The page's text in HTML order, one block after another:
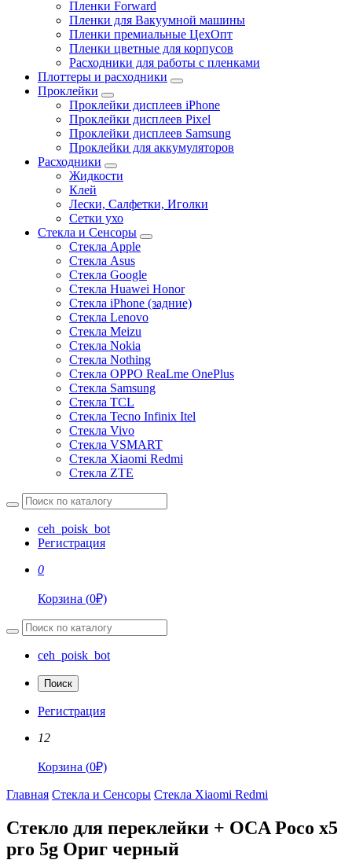
Пленки Forward
Пленки для Вакуумной машины
Пленки премиальные ЦехОпт
Пленки цветные для корпусов
Расходники для работы с пленками
Плоттеры и расходники
Проклейки
Проклейки дисплеев iPhone
Проклейки дисплеев Pixel
Проклейки дисплеев Samsung
Проклейки для аккумуляторов
Расходники
Жидкости
Клей
Лески, Салфетки, Иголки
Сетки ухо
Стекла и Сенсоры
Стекла Apple
Стекла Asus
Стекла Google
Стекла Huawei Honor
Стекла iPhone (задние)
Стекла Lenovo
Стекла Meizu
Стекла Nokia
Стекла Nothing
Стекла OPPO ReaLme OnePlus
Стекла Samsung
Стекла TCL
Стекла Tecno Infinix Itel
Стекла Vivo
Стекла VSMART
Стекла Xiaomi Redmi
Стекла ZTE
ceh_poisk_bot
Регистрация
0
Корзина (0₽)
ceh_poisk_bot
Поиск
Регистрация
12
Корзина (0₽)
Главная Стекла и Сенсоры Стекла Xiaomi Redmi
Стекло для переклейки + OCA Poco x5
pro 5g Ориг черный